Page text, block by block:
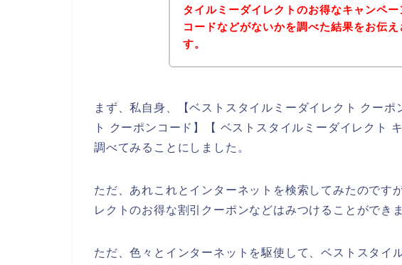
タイルミーダイレクトのお得なキャンペ
コードなどがないかを調べた結果をお伝え
す。
まず、私自身、【ベストスタイルミーダイレクト クー
ト クーポンコード】【 ベストスタイルミーダイレクト
調べてみることにしました。
ただ、あれこれとインターネットを検索してみたのです
レクトのお得な割引クーポンなどはみつけることができ
ただ、色々とインターネットを駆使して、ベストスタイ